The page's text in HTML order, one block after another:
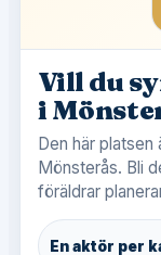
Vill du
i
Den här platsen
Mönsterås. Bli
föräldrar
En aktör per